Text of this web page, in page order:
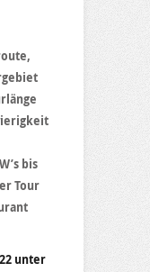
bis
Tour
unter